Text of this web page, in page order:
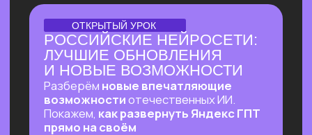
Узнать подробнее
ОНЛАЙН-ПРАКТИКУМ
ВАЙБ-ПРАКТИКУМ
ПО ВАЙБ-КОДИНГУ
Собираем ИИ-агента, который в режиме
реального времени разбирает почту,
отвечает на письма, уведомляет